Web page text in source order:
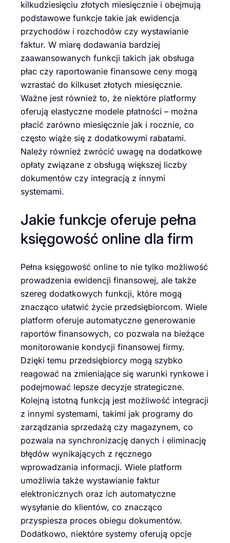
kilkudziesięciu złotych miesięcznie i obejmują
podstawowe funkcje takie jak ewidencja
przychodów i rozchodów czy wystawianie
faktur. W miarę dodawania bardziej
zaawansowanych funkcji takich jak obsługa
płac czy raportowanie finansowe ceny mogą
wzrastać do kilkuset złotych miesięcznie.
Ważne jest również to, że niektóre platformy
oferują elastyczne modele płatności – można
płacić zarówno miesięcznie jak i rocznie, co
często wiąże się z dodatkowymi rabatami.
Należy również zwrócić uwagę na dodatkowe
opłaty związane z obsługą większej liczby
dokumentów czy integracją z innymi
systemami.
Jakie funkcje oferuje pełna
księgowość online dla firm
Pełna księgowość online to nie tylko możliwość
prowadzenia ewidencji finansowej, ale także
szereg dodatkowych funkcji, które mogą
znacząco ułatwić życie przedsiębiorcom. Wiele
platform oferuje automatyczne generowanie
raportów finansowych, co pozwala na bieżące
monitorowanie kondycji finansowej firmy.
Dzięki temu przedsiębiorcy mogą szybko
reagować na zmieniające się warunki rynkowe i
podejmować lepsze decyzje strategiczne.
Kolejną istotną funkcją jest możliwość integracji
z innymi systemami, takimi jak programy do
zarządzania sprzedażą czy magazynem, co
pozwala na synchronizację danych i eliminację
błędów wynikających z ręcznego
wprowadzania informacji. Wiele platform
umożliwia także wystawianie faktur
elektronicznych oraz ich automatyczne
wysyłanie do klientów, co znacząco
przyspiesza proces obiegu dokumentów.
Dodatkowo, niektóre systemy oferują opcje